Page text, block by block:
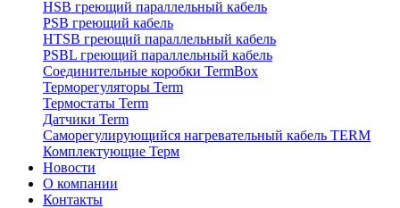
HSB греющий параллельный кабель
PSB греющий кабель
HTSB греющий параллельный кабель
PSBL греющий параллельный кабель
Соединительные коробки TermBox
Терморегуляторы Term
Термостаты Term
Датчики Term
Саморегулирующийся нагревательный кабель TERM
Комплектующие Терм
Новости
О компании
Контакты